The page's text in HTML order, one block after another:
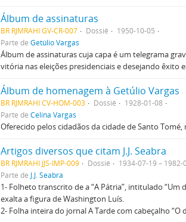
Álbum de assinaturas
BR RJMRAHI GV-CR-007 Dossiê
1950-10-05
Parte de Getúlio Vargas
Álbum de assinaturas cuja capa é um telegrama
vitória nas eleições presidenciais e desejando êxito
Álbum de homenagem à Getúlio Vargas
BR RJMRAHI CV-HOM-003 Dossiê
1928-01-08
Parte de Celina Vargas
Oferecido pelos cidadãos da cidade de Santo
Artigos diversos que citam J.J. Seabra
BR RJMRAHI JJS-IMP-009 Dossiê
1934-07-19 – 1982-
Parte de J.J. Seabra
1- Folheto transcrito de a “A Pátria”, intitulado
exalta a figura de Washington Luís.
2- Folha inteira do jornal A Tarde com cabeçalho “O